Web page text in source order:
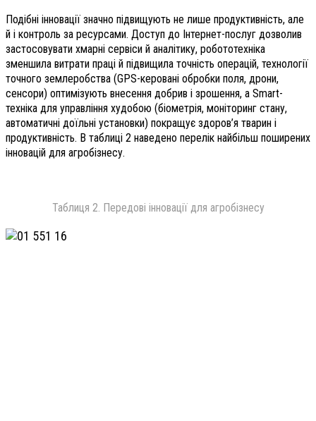
Подібні інновації значно підвищують не лише продуктивність, але
й і контроль за ресурсами. Доступ до Інтернет-послуг дозволив
застосовувати хмарні сервіси й аналітику, робототехніка
зменшила витрати праці й підвищила точність операцій, технології
точного землеробства (GPS-керовані обробки поля, дрони,
сенсори) оптимізують внесення добрив і зрошення, а Smart-
техніка для управління худобою (біометрія, моніторинг стану,
автоматичні доїльні установки) покращує здоров’я тварин і
продуктивність. В таблиці 2 наведено перелік найбільш поширених
інновацій для агробізнесу.
Таблиця 2. Передові інновації для агробізнесу